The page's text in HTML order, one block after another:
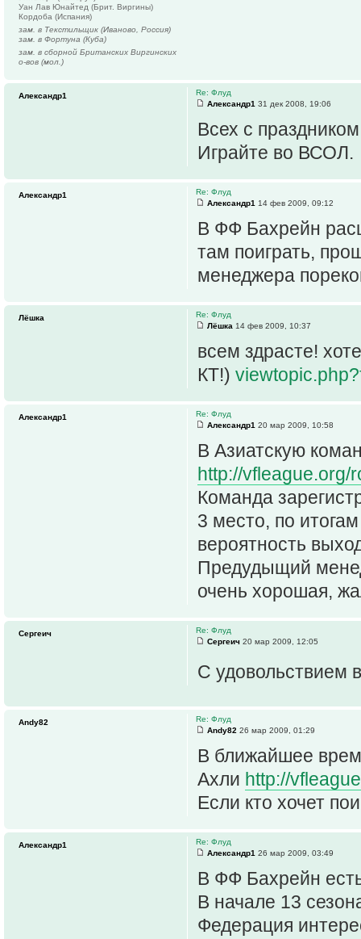
Уан Лав Юнайтед (Брит. Виргины)
Кордоба (Испания)
зам. в Текстильщик (Иваново, Россия)
зам. в Фортуна (Куба)
зам. в сборной Британских Виргинских
о-вов (мол.)
Re: Флуд
Александр1 31 дек 2008, 19:06
Всех с
Играйте во ВСОЛ.
Александр1
Re: Флуд
Александр1 14 фев 2009, 09:12
В ФФ Бахрейн
там поиграть,
менеджера
Александр1
Re: Флуд
Лёшка 14 фев 2009, 10:37
всем здрасте!
КТ!)
Лёшка
Re: Флуд
Александр1 20 мар 2009, 10:58
В Азиатскую
http://vfleague.org/
Команда
3 место, по
вероятность
Предудыщий
очень хорошая,
Александр1
Re: Флуд
Сергеич 20 мар 2009, 12:05
С удовольствием
Сергеич
Re: Флуд
Andy82 26 мар 2009, 01:29
В ближайшее
Ахли http://
Если кто хочет
Andy82
Re: Флуд
Александр1 26 мар 2009, 03:49
В ФФ Бахрейн
В начале 13
Федерация
Александр1